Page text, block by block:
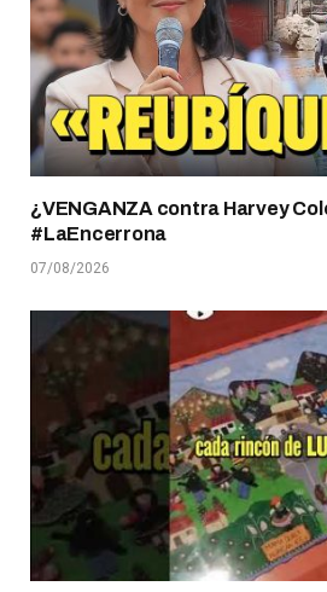
¿VENGANZA contra Harvey
#LaEncerrona
07/08/2026